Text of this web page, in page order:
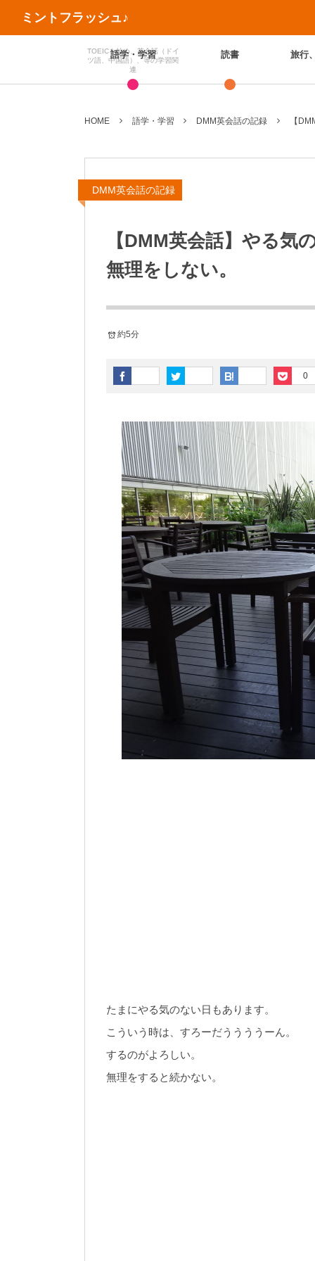
ミントフラッシュ♪
語学・学習
TOEICを始め、英会話（ドイ
ツ語、中国語）、等の学習関
連
読書 旅行
HOME 語学・学習 DMM英会話の記録 【
DMM英会話の記録
【DMM英会話】やる気
無理をしない。
約5分
0
たまにやる気のない日もあります。
こういう時は、すろーだううううーん。
するのがよろしい。
無理をすると続かない。